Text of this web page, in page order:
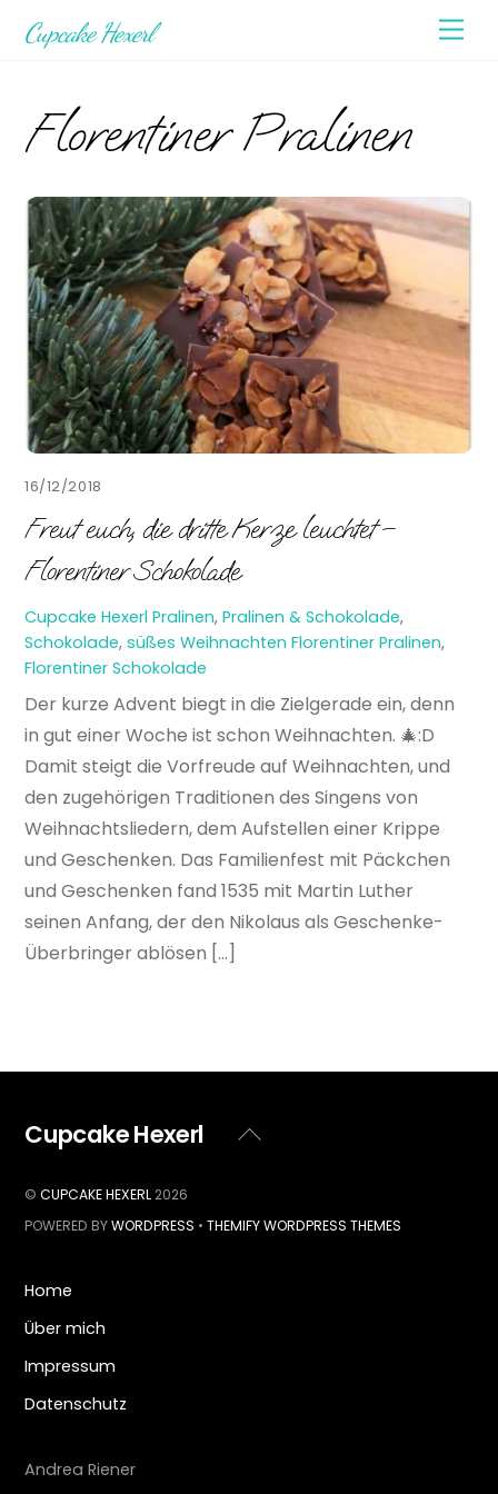
Cupcake Hexerl
Florentiner Pralinen
16/12/2018
Freut euch, die dritte Kerze leuchtet –
Florentiner Schokolade
Cupcake Hexerl Pralinen,Pralinen & Schokolade,
Schokolade,süßes Weihnachten Florentiner Pralinen,
Florentiner Schokolade
Der kurze Advent biegt in die Zielgerade ein, denn
in gut einer Woche ist schon Weihnachten. 🎄:D
Damit steigt die Vorfreude auf Weihnachten, und
den zugehörigen Traditionen des Singens von
Weihnachtsliedern, dem Aufstellen einer Krippe
und Geschenken. Das Familienfest mit Päckchen
und Geschenken fand 1535 mit Martin Luther
seinen Anfang, der den Nikolaus als Geschenke-
Überbringer ablösen […]
Back
Cupcake Hexerl
©CUPCAKE HEXERL 2026
POWERED BYWORDPRESS •THEMIFY WORDPRESS THEMES
Home
Über mich
Impressum
Datenschutz
Andrea Riener